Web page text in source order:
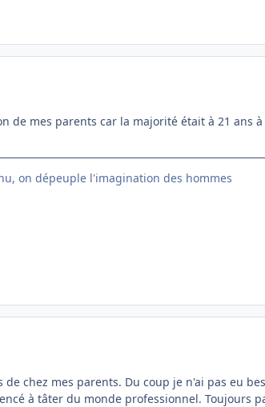
de mes parents car la majorité était à 21 ans
on dépeuple l'imagination des hommes
de chez mes parents. Du coup je n'ai pas eu
à tâter du monde professionnel. Toujours